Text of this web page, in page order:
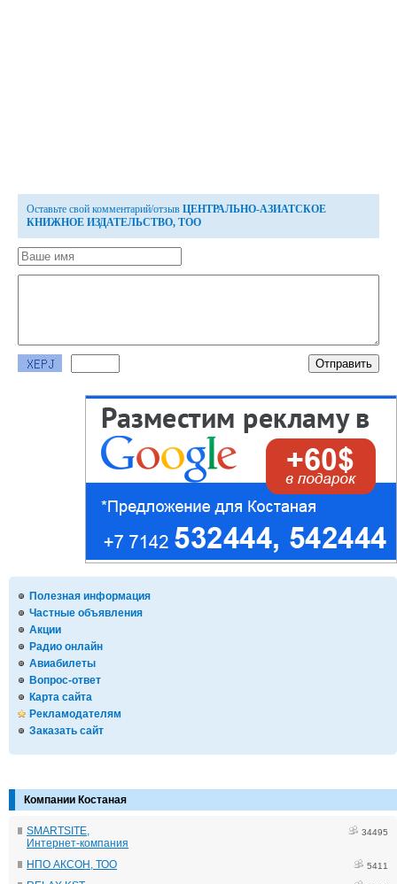
Полезная информация
Частные объявления
Акции
Радио онлайн
Авиабилеты
Вопрос-ответ
Карта сайта
Рекламодателям
Заказать сайт
Компании Костаная
SMARTSITE,
Интернет-компания
34495
НПО АКСОН, ТОО 5411
Оставьте свой комментарий/отзыв ЦЕНТРАЛЬНО-АЗИАТСКОЕ
КНИЖНОЕ ИЗДАТЕЛЬСТВО, ТОО